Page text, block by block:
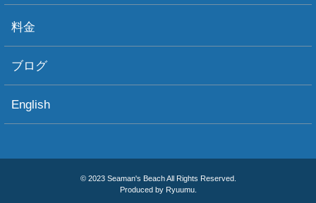
ショップ情報
アクセス
ダイビングポイント
ショップボート「かもめ」
スタッフ紹介
宿泊施設
リンク集
お問い合わせ
料金
ブログ
English
© 2023 Seaman's Beach All Rights Reserved.
Produced by Ryuumu.